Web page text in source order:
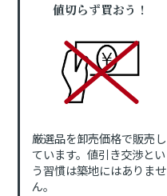
値切らず買おう！
厳選品を卸売価格で販売し
ています。値引き交渉とい
う習慣は築地にはありませ
ん。